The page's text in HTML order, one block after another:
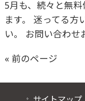
5月も、続々と無
ます。 迷ってる方
い。 お問い合わせ
« 前のページ